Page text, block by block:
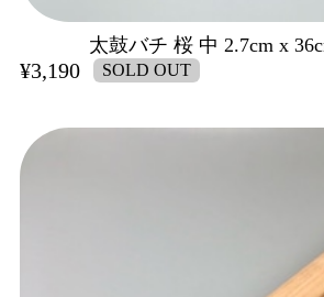
太鼓バチ 桜 中 2.7cm x
¥3,190 SOLD OUT